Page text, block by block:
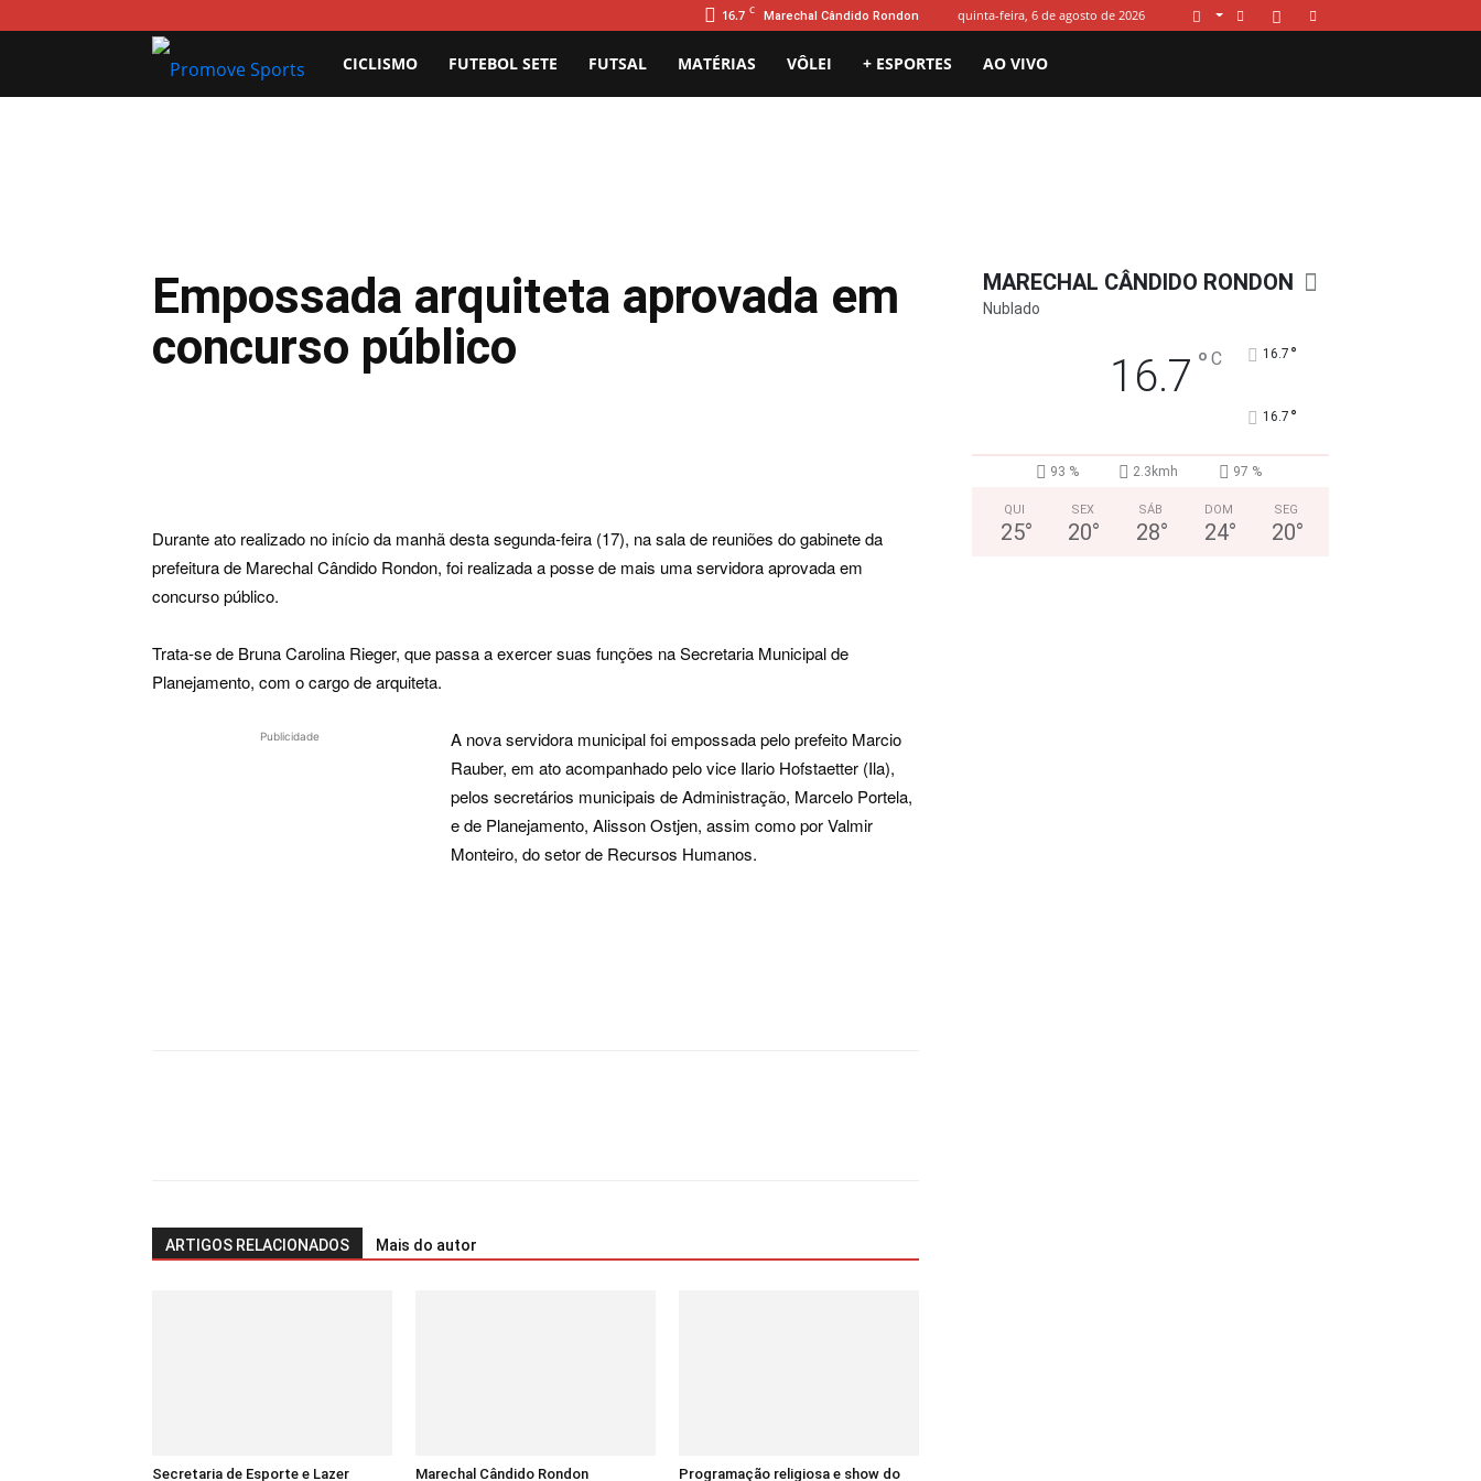
16.7 C Marechal Cândido Rondon quinta-feira, 6 de agosto de 2026
Promove
CICLISMO FUTEBOL SETE FUTSAL MATÉRIAS VÔLEI + ESPORTES AO VIVO
Empossada arquiteta aprovada em
concurso público
Durante ato realizado no início da manhã desta segunda-feira (17), na sala de reuniões do gabinete da
prefeitura de Marechal Cândido Rondon, foi realizada a posse de mais uma servidora aprovada em
concurso público.
Trata-se de Bruna Carolina Rieger, que passa a exercer suas funções na Secretaria Municipal de
Planejamento, com o cargo de arquiteta.
Publicidade
A nova servidora municipal foi empossada pelo prefeito Marcio
Rauber, em ato acompanhado pelo vice Ilario Hofstaetter (Ila),
pelos secretários municipais de Administração, Marcelo Portela,
e de Planejamento, Alisson Ostjen, assim como por Valmir
Monteiro, do setor de Recursos Humanos.
ARTIGOS RELACIONADOS Mais do autor
Secretaria de Esporte e Lazer
Marechal Cândido Rondon
Programação religiosa e show do
MARECHAL CÂNDIDO RONDON
Nublado
16.7 ° C 16.7 °
16.7 °
93 % 2.3kmh 97 %
QUI
25°
SEX
20°
SÁB
28°
DOM
24°
SEG
20°